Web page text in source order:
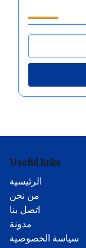
Useful links
الرئيسية
من نحن
اتصل بنا
مدونة
سياسة الخصوصية